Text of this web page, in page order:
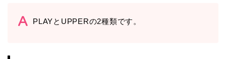
PLAYとUPPERの2種類です。